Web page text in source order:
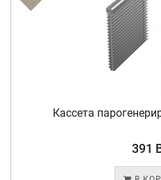
Кассета
391